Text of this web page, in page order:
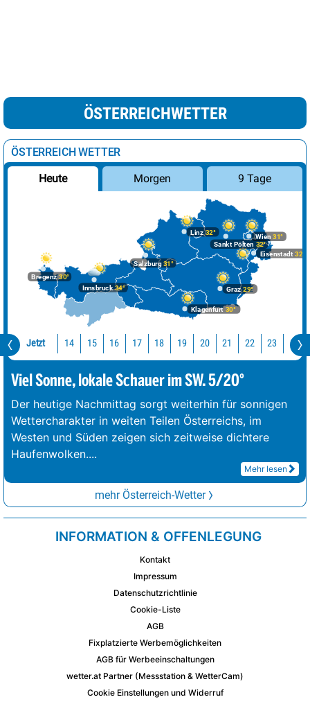
ÖSTERREICHWETTER
ÖSTERREICH WETTER
Heute Morgen 9 Tage
Bregenz30°
Graz29°
Innsbruck34°
Klagenfurt 30°
Linz32°
Salzburg31°
Wien 31°
Eisenstadt 32°
Sankt Pölten 32°
Jetzt 14 15 16 17 18 19 20 21 22 23 0
Viel Sonne, lokale Schauer im SW. 5/20°
Der heutige Nachmittag sorgt weiterhin für sonnigen
Wettercharakter in weiten Teilen Österreichs, im
Westen und Süden zeigen sich zeitweise dichtere
Haufenwolken....
Mehr lesen
mehr Österreich-Wetter
INFORMATION & OFFENLEGUNG
Kontakt
Impressum
Datenschutzrichtlinie
Cookie-Liste
AGB
Fixplatzierte Werbemöglichkeiten
AGB für Werbeeinschaltungen
wetter.at Partner (Messstation & WetterCam)
Cookie Einstellungen und Widerruf